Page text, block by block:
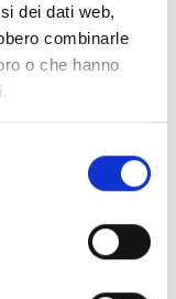
dei dati web,
combinarle
o che hanno
for cabinets